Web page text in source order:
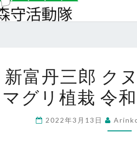
木・
新
富
丹
富丹三郎 ク
マグリ植栽 令
2022年3月13日